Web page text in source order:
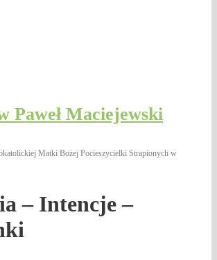
Paweł Maciejewski
Matki Bożej Pocieszycielki Strapionych w
– Intencje –